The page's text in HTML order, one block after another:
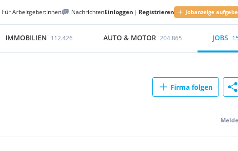
Für Arbeitgeber:innen NachrichtenEinloggen | Registrieren Jobanzeige
IMMOBILIEN 112.426 AUTO & MOTOR 204.865 JOBS
Firma folgen